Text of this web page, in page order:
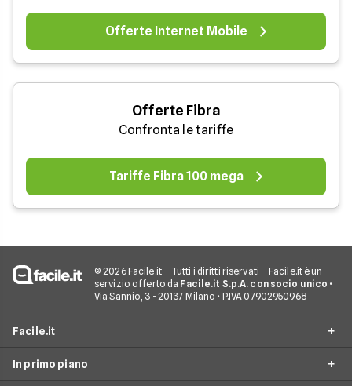
Offerte Internet Mobile
Offerte Fibra
Confronta le tariffe
Tariffe Fibra 100 mega
© 2026 Facile.it Tutti i diritti riservati
Facile.it è un
servizio offerto da Facile.it S.p.A. con socio unico •
Via Sannio, 3 - 20137 Milano • P.IVA 07902950968
Facile.it
Assicurazioni
In primo piano